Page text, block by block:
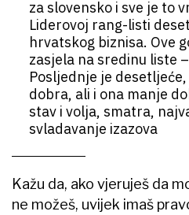
za slovensko i sve je to
Liderovoj rang-listi
hrvatskog biznisa. Ove
zasjela na sredinu liste
Posljednje je
dobra, ali i ona manje
stav i volja, smatra,
svladavanje izazova
Kažu da, ako vjeruješ da
ne možeš, uvijek imaš